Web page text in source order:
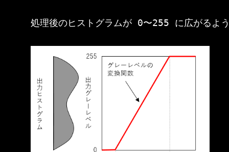
処理後のヒストグラムが 0〜255 に広がるよ